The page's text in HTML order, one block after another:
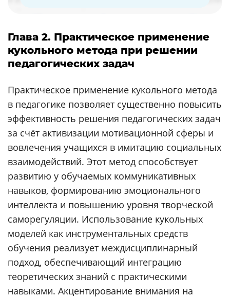
Глава 2. Практическое применение
кукольного метода при решении
педагогических задач
Практическое применение кукольного метода
в педагогике позволяет существенно повысить
эффективность решения педагогических задач
за счёт активизации мотивационной сферы и
вовлечения учащихся в имитацию социальных
взаимодействий. Этот метод способствует
развитию у обучаемых коммуникативных
навыков, формированию эмоционального
интеллекта и повышению уровня творческой
саморегуляции. Использование кукольных
моделей как инструментальных средств
обучения реализует междисциплинарный
подход, обеспечивающий интеграцию
теоретических знаний с практическими
навыками. Акцентирование внимания на